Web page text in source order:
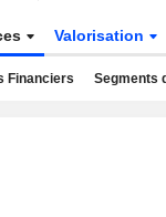
Valorisation
Financiers Segments